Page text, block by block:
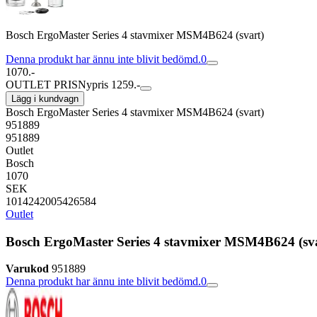
Bosch ErgoMaster Series 4 stavmixer MSM4B624 (svart)
Denna produkt har ännu inte blivit bedömd.0
1070.-
OUTLET PRISNypris 1259.-
Lägg i kundvagn
Bosch ErgoMaster Series 4 stavmixer MSM4B624 (svart)
951889
951889
Outlet
Bosch
1070
SEK
1014242005426584
Outlet
Bosch ErgoMaster Series 4 stavmixer MSM4B624
Varukod 951889
Denna produkt har ännu inte blivit bedömd.0